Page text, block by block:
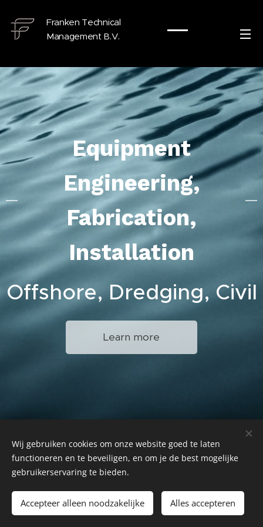
Franken Technical
Management B.V.
Equipment
Engineering,
Fabrication,
Installation
Offshore, Dredging, Civil
Learn more
Tel.:+31(0)6 82 69 28 93
KvK: 97359386
BTW: NL868017723B01
Thijs@frankentechnicalmanagement.com
Cookies
Wij gebruiken cookies om onze website goed te laten
functioneren en te beveiligen, en om je de best mogelijke
gebruikerservaring te bieden.
Accepteer alleen noodzakelijke Alles accepteren